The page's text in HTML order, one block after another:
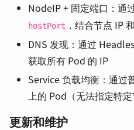
NodeIP + 固定端口：通
hostPort ，结合节点 IP
DNS 发现：通过
获取所有 Pod 的 IP
Service 负载均衡：通过
上的 Pod（无法指定特定
更新和维护